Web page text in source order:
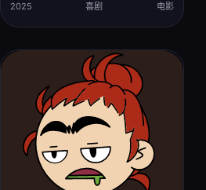
2025 喜剧 电影